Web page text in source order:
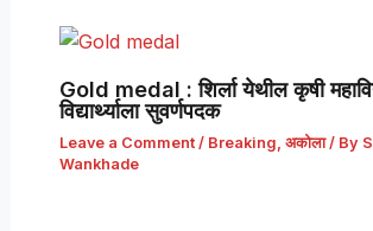
Gold medal : शिर्ला येथील कृषी
विद्यार्थ्याला सुवर्णपदक
Leave a Comment / Breaking, अकोला/ By
Wankhade